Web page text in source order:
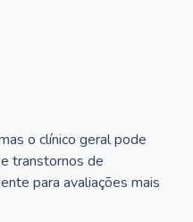
o clínico geral pode
transtornos de
para avaliações mais